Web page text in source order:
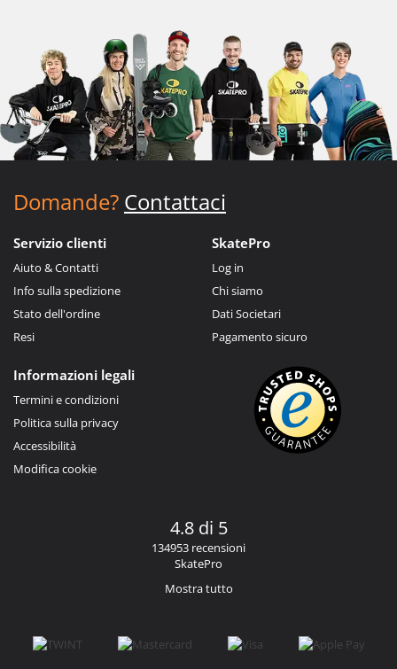
Domande? Contattaci
Servizio clienti
Aiuto & Contatti
Info sulla spedizione
Stato dell'ordine
Resi
SkatePro
Log in
Chi siamo
Dati Societari
Pagamento sicuro
Informazioni legali
Termini e condizioni
Politica sulla privacy
Accessibilità
Modifica cookie
4.8 di 5
134953 recensioni
SkatePro
Mostra tutto